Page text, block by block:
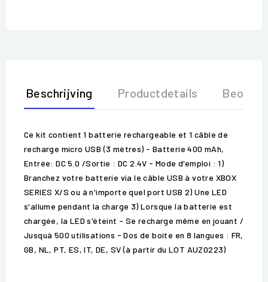
Beschrijving Productdetails
Ce kit contient 1 batterie rechargeable et 1 câble de
recharge micro USB (3 mètres) - Batterie 400 mAh,
Entrée: DC 5.0 /Sortie : DC 2.4V - Mode d'emploi : 1)
Branchez votre batterie via le câble USB à votre XBOX
SERIES X/S ou à n'importe quel port USB 2) Une LED
s'allume pendant la charge 3) Lorsque la batterie est
chargée, la LED s'éteint - Se recharge même en jouant /
Jusquà 500 utilisations - Dos de boite en 8 langues : FR,
GB, NL, PT, ES, IT, DE, SV (à partir du LOT AUZ0223)